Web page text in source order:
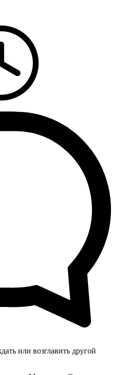
или возглавить другой